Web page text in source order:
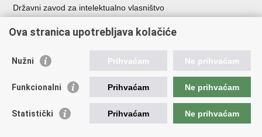
Državni zavod za intelektualno vlasništvo
HAKOM
Ostale poveznice
Hrvatski audiovizualni centar
Creative Europe
Ova stranica upotrebljava kolačiće
Nužni Prihvaćam Ne prihvaćam
Funkcionalni Prihvaćam Ne prihvaćam
Statistički Prihvaćam Ne prihvaćam